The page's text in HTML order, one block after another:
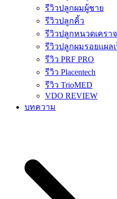
รีวิวปลูกผมผู้ชาย
รีวิวปลูกคิ้ว
รีวิวปลูกหนวดเครา
รีวิวปลูกผมรอยแผล
รีวิว PRF PRO
รีวิว Placentech
รีวิว TrioMED
VDO REVIEW
บทความ